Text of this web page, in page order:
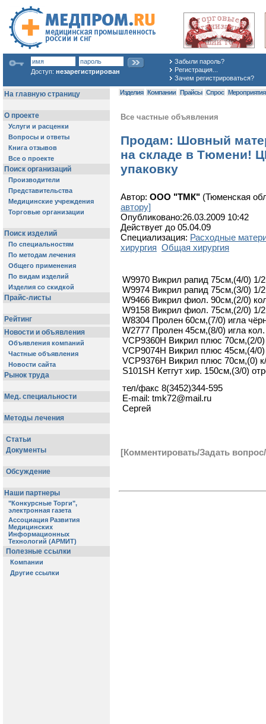
Доступ: незарегистрирован
Забыли пароль?
Регистрация...
Зачем регистрироваться?
Изделия Компании Прайсы Спрос Мероприятия
Все частные объявления
Продам: Шовный
на складе в Тюмени!
упаковку
Автор: ООО "ТМК" (Тюменская
автору]
Опубликовано:26.03.2009 10:42
Действует до 05.04.09
Специализация: Расходные
хирургия Общая хирургия
W9970 Викрил рапид 75см,(4/0)
W9974 Викрил рапид 75см,(3/0)
W9466 Викрил фиол. 90см,(2/0)
W9158 Викрил фиол. 75см,(2/0) 1/
W8304 Пролен 60см,(7/0) игла
W2777 Пролен 45см,(8/0) игла
VCP9360H Викрил плюс 70см,(2/
VCP9074H Викрил плюс 45см,(4/
VCP9376H Викрил плюс 70см,(0)
S101SH Кетгут хир. 150см,(3/0)
тел/факс 8(3452)344-595
E-mail: tmk72@mail.ru
Сергей
[Комментировать/Задать